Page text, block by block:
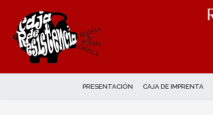
PRESENTACIÓN CAJA DE IMPRENTA